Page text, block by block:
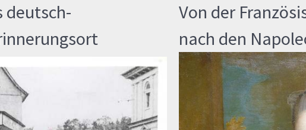
deutsch-
Von der
nach den